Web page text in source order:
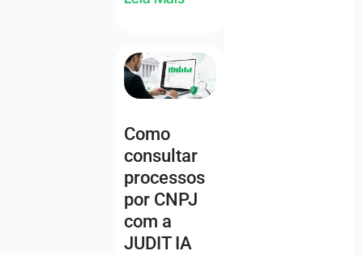
Como
consultar
processos
por CNPJ
com a
JUDIT IA